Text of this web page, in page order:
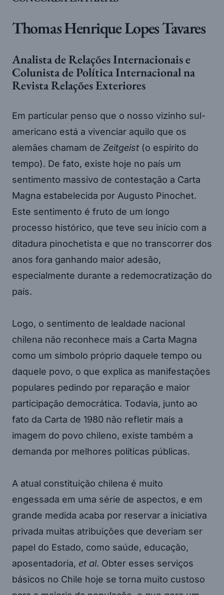
Thomas Henrique Lopes Tavares
Analista de Relações Internacionais e
Colunista de Política Internacional na
Revista Relações Exteriores
Em particular penso que o nosso vizinho sul-
americano está a vivenciar aquilo que os
alemães chamam de Zeitgeist (o espírito do
tempo). De fato, existe hoje no país um
sentimento massivo de contestação a Carta
Magna estabelecida por Augusto Pinochet.
Este sentimento é fruto de um longo
processo histórico, que teve seu início com a
ditadura pinochetista e que no transcorrer dos
anos fora ganhando maior adesão,
especialmente durante a redemocratização do
país.
Logo, o sentimento de lealdade nacional
chilena não reconhece mais a Carta Magna
como um símbolo próprio daquele tempo ou
daquele povo, o que explica as manifestações
populares pedindo por reparação e maior
participação democrática. Todavia, junto ao
fato da Carta de 1980 não refletir mais a
imagem do povo chileno, existe também a
demanda por melhores políticas públicas.
A atual constituição chilena é muito
engessada em uma série de aspectos, e em
grande medida acaba por reservar a iniciativa
privada muitas atribuições que deveriam ser
papel do Estado, como saúde, educação,
aposentadoria, et al. Obter esses serviços
básicos no Chile hoje se torna muito custoso